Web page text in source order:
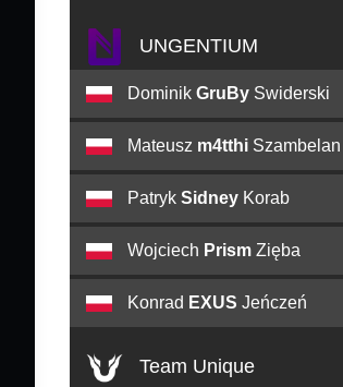
UNGENTIUM
Dominik GruBy Swiderski
Mateusz m4tthi Szambelan
Patryk Sidney Korab
Wojciech Prism Zięba
Konrad EXUS Jeńczeń
Team Unique